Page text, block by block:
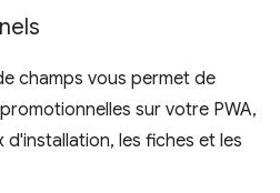
champs vous permet de
sur votre PWA,
d'installation, les fiches et les